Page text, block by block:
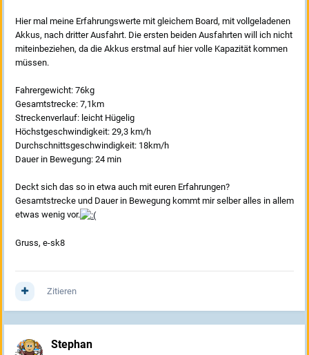
Hier mal meine Erfahrungswerte mit gleichem Board, mit vollgeladenen
Akkus, nach dritter Ausfahrt. Die ersten beiden Ausfahrten will ich nicht
miteinbeziehen, da die Akkus erstmal auf hier volle Kapazität kommen
müssen.
Fahrergewicht: 76kg
Gesamtstrecke: 7,1km
Streckenverlauf: leicht Hügelig
Höchstgeschwindigkeit: 29,3 km/h
Durchschnittsgeschwindigkeit: 18km/h
Dauer in Bewegung: 24 min
Deckt sich das so in etwa auch mit euren Erfahrungen?
Gesamtstrecke und Dauer in Bewegung kommt mir selber alles in allem
etwas wenig vor.
Gruss, e-sk8
Zitieren
Stephan